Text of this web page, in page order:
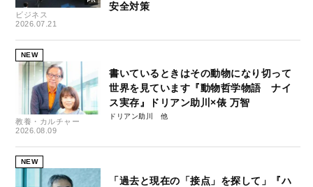
ビジネス
2026.07.21
安全対策
NEW
教養・カルチャー
2026.08.09
書いているときはその動物になり切って
世界を見ています『動物哲学物語 ナイ
ス実存』ドリアン助川×俵 万智
ドリアン助川
NEW
「過去と現在の「接点」を探して」『ハ